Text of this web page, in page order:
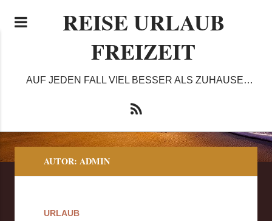
REISE URLAUB
FREIZEIT
AUF JEDEN FALL VIEL BESSER ALS ZUHAUSE…
AUTOR: ADMIN
URLAUB